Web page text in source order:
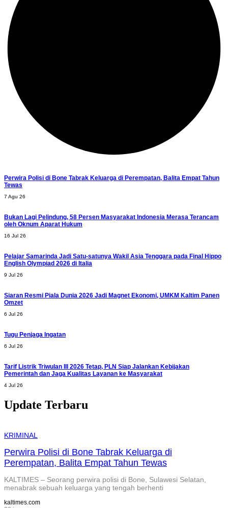
Perwira Polisi di Bone Tabrak Keluarga di Perempatan, Balita Empat Tahun
Tewas
7 Agu 26
Bukan Lagi Pelindung, 58 Persen Masyarakat Indonesia Merasa Terancam
oleh Oknum Aparat Hukum
16 Jul 26
Pelajar Samarinda Jadi Satu-satunya Wakil Asia Tenggara pada Final Hippo
English Olympiad 2026 di Italia
9 Jul 26
Siaran Resmi Piala Dunia 2026 Jadi Magnet Ekonomi, UMKM Kaltim Panen
Omzet
6 Jul 26
Tugu Penjaga Ingatan
6 Jul 26
Tarif Listrik Triwulan III 2026 Tetap, PLN Siap Jalankan Kebijakan
Pemerintah dan Jaga Kualitas Layanan ke Masyarakat
4 Jul 26
Update Terbaru
KRIMINAL
Perwira Polisi di Bone Tabrak Keluarga di
Perempatan, Balita Empat Tahun Tewas
KALTIMES – Seorang perwira polisi di Bone, Sulawesi Selatan,
menabrak sebuah keluarga yang tengah berhenti
kaltimes.com